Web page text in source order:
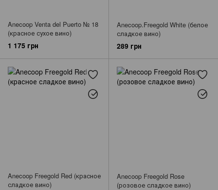
Anecoop Venta del Puerto № 18
(красное сухое вино)
1 175 грн
Anecoop.Freegold White (белое
сладкое вино)
289 грн
Anecoop Freegold Red (красное
сладкое вино)
Anecoop Freegold Rose
(розовое сладкое вино)